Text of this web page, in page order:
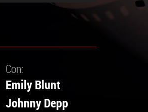
Con:
Emily Blunt
Johnny Depp